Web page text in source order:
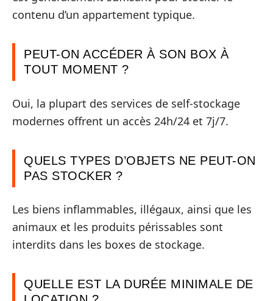
contenu d’un appartement typique.
PEUT-ON ACCÉDER À SON BOX À
TOUT MOMENT ?
Oui, la plupart des services de self-stockage
modernes offrent un accès 24h/24 et 7j/7.
QUELS TYPES D’OBJETS NE PEUT-ON
PAS STOCKER ?
Les biens inflammables, illégaux, ainsi que les
animaux et les produits périssables sont
interdits dans les boxes de stockage.
QUELLE EST LA DURÉE MINIMALE DE